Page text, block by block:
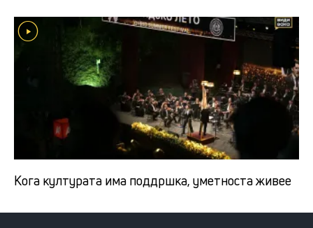
Кога културата има поддршка, уметноста живее